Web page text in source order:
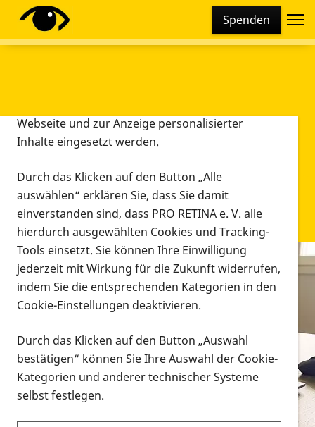
Spenden
Infomaterial
Infomaterial
Vorlesen
Alle Infomaterialien in verschiedenen
Formaten an einem Ort
Sie möchten wissen, wie Sie nach Infonmaterial
Diese Webseite setzt verschiedene Cookies und
Tracking-Tools ein. Dies beinhaltet Cookies und
Webseite und zur Anzeige personalisierter
Inhalte eingesetzt werden.
Durch das Klicken auf den Button „Alle
auswählen“ erklären Sie, dass Sie damit
einverstanden sind, dass PRO RETINA e. V. alle
hierdurch ausgewählten Cookies und Tracking-
Tools einsetzt. Sie können Ihre Einwilligung
jederzeit mit Wirkung für die Zukunft widerrufen,
indem Sie die entsprechenden Kategorien in den
Cookie-Einstellungen deaktivieren.
Durch das Klicken auf den Button „Auswahl
bestätigen“ können Sie Ihre Auswahl der Cookie-
Kategorien und anderer technischer Systeme
selbst festlegen.